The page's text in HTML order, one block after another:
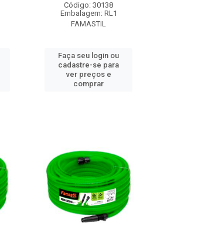
Código: 30138
Embalagem: RL1
FAMASTIL
Faça seu login ou
cadastre-se para
ver preços e
comprar